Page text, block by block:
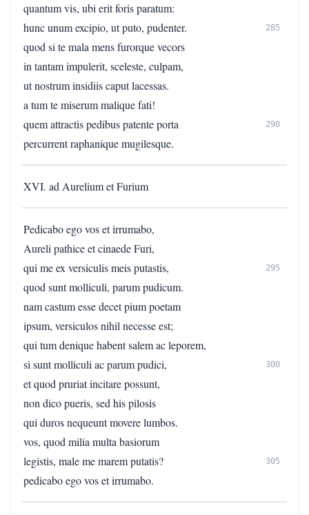
quantum vis, ubi erit foris paratum:
hunc unum excipio, ut puto, pudenter.
285
quod si te mala mens furorque vecors
in tantam impulerit, sceleste, culpam,
ut nostrum insidiis caput lacessas.
a tum te miserum malique fati!
quem attractis pedibus patente porta
290
percurrent raphanique mugilesque.
XVI. ad Aurelium et Furium
Pedicabo ego vos et irrumabo,
Aureli pathice et cinaede Furi,
qui me ex versiculis meis putastis,
295
quod sunt molliculi, parum pudicum.
nam castum esse decet pium poetam
ipsum, versiculos nihil necesse est;
qui tum denique habent salem ac leporem,
si sunt molliculi ac parum pudici,
300
et quod pruriat incitare possunt,
non dico pueris, sed his pilosis
qui duros nequeunt movere lumbos.
vos, quod milia multa basiorum
legistis, male me marem putatis?
305
pedicabo ego vos et irrumabo.